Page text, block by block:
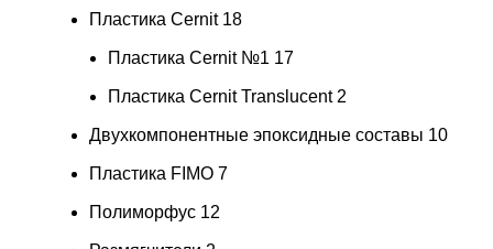
Пластика Cernit 18
Пластика Cernit №1 17
Пластика Cernit Translucent 2
Двухкомпонентные эпоксидные составы 10
Пластика FIMO 7
Полиморфус 12